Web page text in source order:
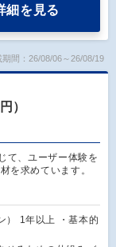
細を見る
期間：26/08/06～26/08/19
）
て、ユーザー体験を
を求めています。
） 1年以上 ・基本的